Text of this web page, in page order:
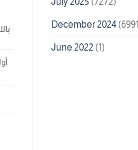
December 2024
June 2022 (1)